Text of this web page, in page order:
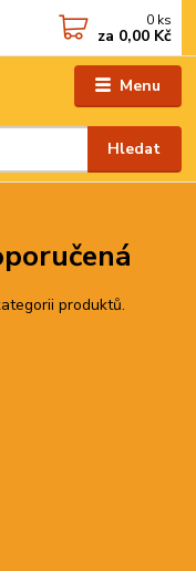
Menu
Hledat
0 ks
za 0,00 Kč
produktů.